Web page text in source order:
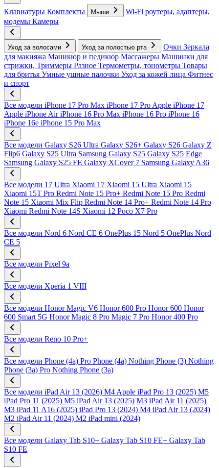
Клавиатуры Комплекты Мыши
Wi-Fi роутеры, адаптеры,
модемы Камеры
Уход за волосами Уход за полостью рта Очки Зеркала
для макияжа Маникюр и педикюр Массажеры Машинки для
стрижки, Триммеры Разное Термометры, тонометры Товары
для бритья Умные ушные палочки Уход за кожей лица Фитнес
и спорт
Все модели iPhone 17 Pro Max iPhone 17 Pro Apple iPhone 17
Apple iPhone Air iPhone 16 Pro Max iPhone 16 Pro iPhone 16
iPhone 16e iPhone 15 Pro Max
Все модели Galaxy S26 Ultra Galaxy S26+ Galaxy S26 Galaxy Z
Flip6 Galaxy S25 Ultra Samsung Galaxy S25 Galaxy S25 Edge
Samsung Galaxy S25 FE Galaxy XCover 7 Samsung Galaxy A36
Все модели 17 Ultra Xiaomi 17 Xiaomi 15 Ultra Xiaomi 15
Xiaomi 15T Pro Redmi Note 15 Pro+ Redmi Note 15 Pro Redmi
Note 15 Xiaomi Mix Flip Redmi Note 14 Pro+ Redmi Note 14 Pro
Xiaomi Redmi Note 14S Xiaomi 12 Poco X7 Pro
Все модели Nord 6 Nord CE 6 OnePlus 15 Nord 5 OnePlus Nord
CE 5
Все модели Pixel 9a
Все модели Xperia 1 VIII
Все модели Honor Magic V6 Honor 600 Pro Honor 600 Honor
600 Smart 5G Honor Magic 8 Pro Magic 7 Pro Honor 400 Pro
Все модели Reno 10 Pro+
Все модели Phone (4a) Pro Phone (4a) Nothing Phone (3) Nothing
Phone (3a) Pro Nothing Phone (3a)
Все модели iPad Air 13 (2026) M4 Apple iPad Pro 13 (2025) M5
iPad Pro 11 (2025) M5 iPad Air 13 (2025) M3 iPad Air 11 (2025)
M3 iPad 11 A16 (2025) iPad Pro 13 (2024) M4 iPad Air 13 (2024)
M2 iPad Air 11 (2024) M2 iPad mini (2024)
Все модели Galaxy Tab S10+ Galaxy Tab S10 FE+ Galaxy Tab
S10 FE